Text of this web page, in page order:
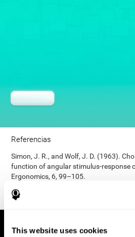
This website uses cookies
Referencias
Simon, J. R., and Wolf, J. D. (1963).
function of angular stimulus-response
Ergonomics, 6, 99–105.